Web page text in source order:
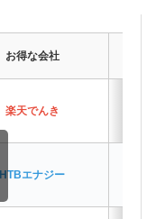
お得な会社
楽天でんき
HTBエナジー